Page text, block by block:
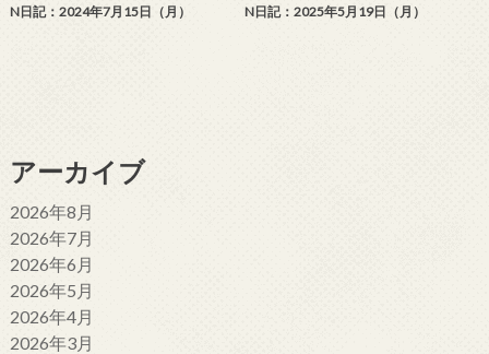
N日記：2024年7月15日（月） N日記：2025年5月19日（月）
アーカイブ
2026年8月
2026年7月
2026年6月
2026年5月
2026年4月
2026年3月